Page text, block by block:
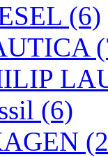
(6)
(6)